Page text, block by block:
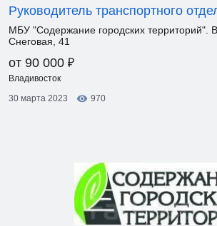
Руководитель транспортного
МБУ "Содержание городских территорий".
Снеговая, 41
от 90 000 ₽
Владивосток
30 марта 2023
970